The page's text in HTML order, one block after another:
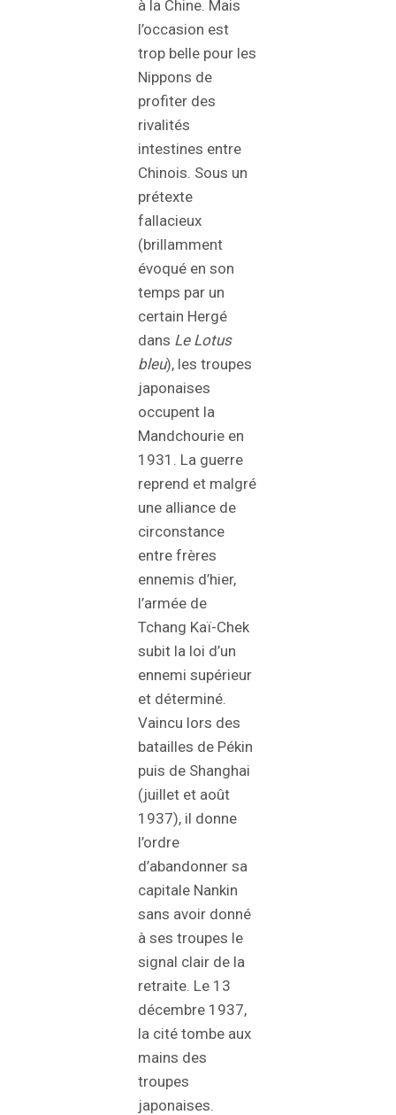
à la Chine. Mais
l’occasion est
trop belle pour les
Nippons de
profiter des
rivalités
intestines entre
Chinois. Sous un
prétexte
fallacieux
(brillamment
évoqué en son
temps par un
certain Hergé
dans Le Lotus
bleu), les troupes
japonaises
occupent la
Mandchourie en
1931. La guerre
reprend et malgré
une alliance de
circonstance
entre frères
ennemis d’hier,
l’armée de
Tchang Kaï-Chek
subit la loi d’un
ennemi supérieur
et déterminé.
Vaincu lors des
batailles de Pékin
puis de Shanghai
(juillet et août
1937), il donne
l’ordre
d’abandonner sa
capitale Nankin
sans avoir donné
à ses troupes le
signal clair de la
retraite. Le 13
décembre 1937,
la cité tombe aux
mains des
troupes
japonaises.